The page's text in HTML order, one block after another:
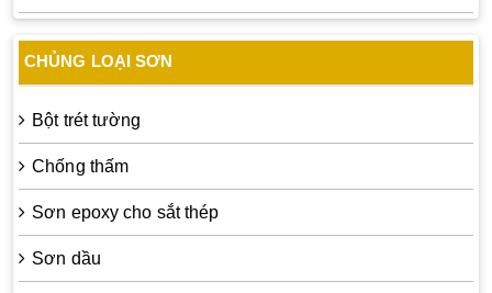
CHỦNG LOẠI SƠN
Bột trét tường
Chống thấm
Sơn epoxy cho sắt thép
Sơn dầu